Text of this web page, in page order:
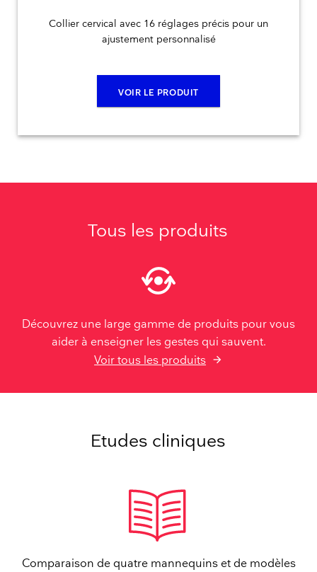
Collier cervical avec 16 réglages précis pour un
ajustement personnalisé
VOIR LE PRODUIT
Tous les produits
Découvrez une large gamme de produits pour vous
aider à enseigner les gestes qui sauvent.
Voir tous les produits
Etudes cliniques
Comparaison de quatre mannequins et de modèles